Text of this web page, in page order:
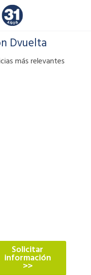
Dvuelta
más relevantes
Solicitar
información
>>